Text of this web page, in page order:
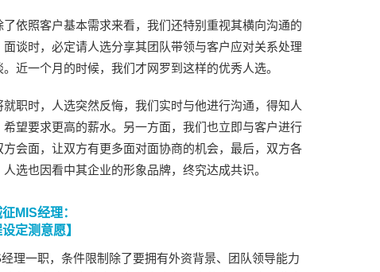
依照客户基本需求来看，我们还特别重视其横向沟通的
谈时，必定请人选分享其团队带领与客户应对关系处理
近一个月的时候，我们才网罗到这样的优秀人选。
职时，人选突然反悔，我们实时与他进行沟通，得知人
望要求更高的薪水。另一方面，我们也立即与客户进行
会面，让双方有更多面对面协商的机会，最后，双方各
选也因看中其企业的形象品牌，终究达成共识。
MIS经理：
定测意愿】
理一职，条件限制除了要拥有外资背景、团队领导能力